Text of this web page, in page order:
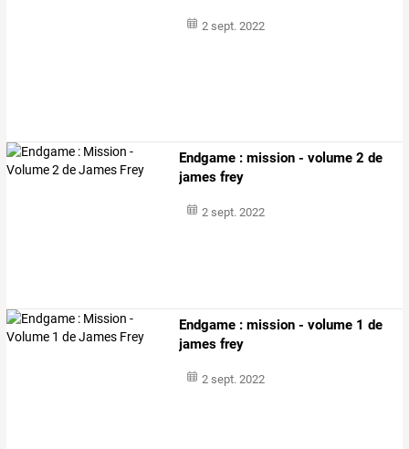
2 sept. 2022
Endgame : mission - volume 2 de
james frey
2 sept. 2022
Endgame : mission - volume 1 de
james frey
2 sept. 2022